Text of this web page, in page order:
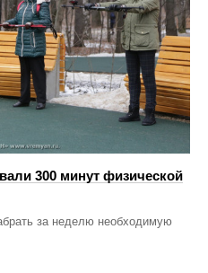
300 минут физической
за неделю необходимую